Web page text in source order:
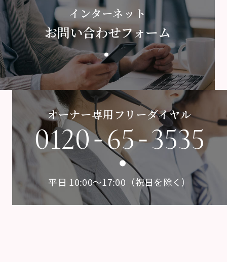
インターネット
お問い合わせフォーム
オーナー専用フリーダイヤル
0120-65-3535
平日 10:00〜17:00（祝日を除く）